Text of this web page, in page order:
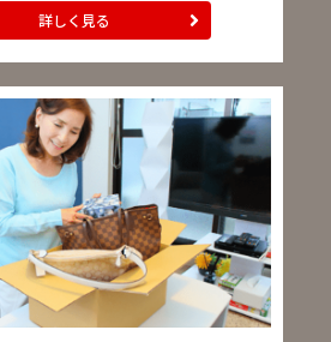
詳しく見る